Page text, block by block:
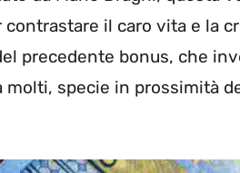
il caro vita e la
precedente bonus, che
molti, specie in prossimità